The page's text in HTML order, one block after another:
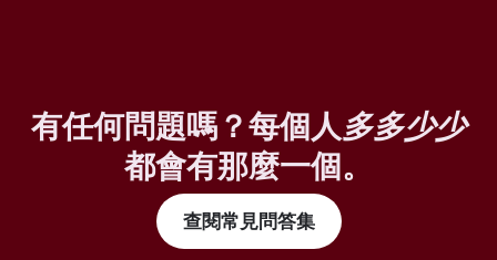
有任何問題嗎？每個人多多少少
都會有那麼一個。
查閱常見問答集